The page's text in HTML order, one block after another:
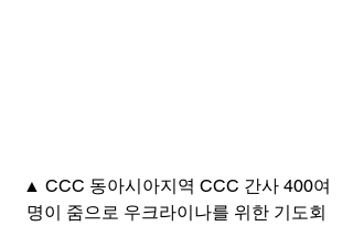
▲ CCC 동아시아지역 CCC 간사 400여
명이 줌으로 우크라이나를 위한 기도회